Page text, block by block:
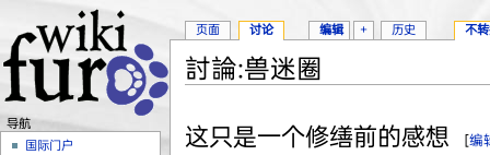
討論:兽迷圈
这只是一个修缮前的感想 [编
页面 讨论 编辑 + 历史 不
导航
国际门户